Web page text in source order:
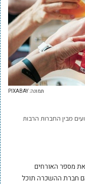
תמונה: PIXABAY
מבין החברות הרבות
מספר האורחים
חברת ההשכרה תוכל